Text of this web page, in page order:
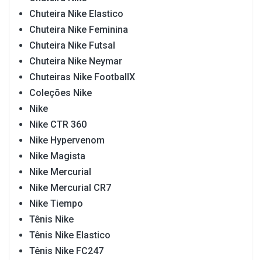
Chuteira Nike Elastico
Chuteira Nike Feminina
Chuteira Nike Futsal
Chuteira Nike Neymar
Chuteiras Nike FootballX
Coleções Nike
Nike
Nike CTR 360
Nike Hypervenom
Nike Magista
Nike Mercurial
Nike Mercurial CR7
Nike Tiempo
Tênis Nike
Tênis Nike Elastico
Tênis Nike FC247